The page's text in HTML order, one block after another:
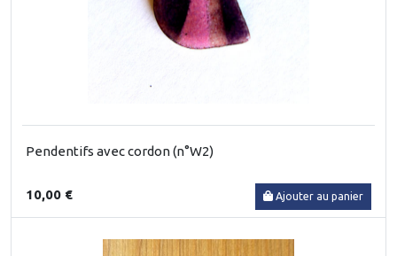
Pendentifs avec cordon (n°W2)
10,00 € Ajouter au panier